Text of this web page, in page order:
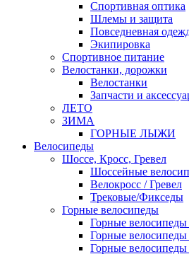
Спортивная оптика
Шлемы и защита
Повседневная
Экипировка
Спортивное питание
Велостанки, дорожки
Велостанки
Запчасти и
ЛЕТО
ЗИМА
ГОРНЫЕ ЛЫЖИ
Велосипеды
Шоссе, Кросс, Гревел
Шоссейные
Велокросс / Гревел
Трековые/Фикседы
Горные велосипеды
Горные
Горные велосипеды
Горные